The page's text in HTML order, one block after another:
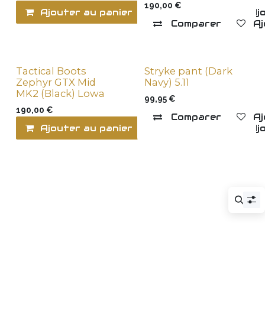
Ajouter au panier Comparer
190,00 €
Comparer
Tactical Boots
Zephyr GTX Mid
MK2 (Black) Lowa
190,00 €
Ajouter au panier
Stryke pant (Dark
Navy) 5.11
99,95€
Comparer